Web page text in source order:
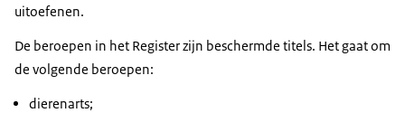
uitoefenen.
De beroepen in het Register zijn beschermde titels. Het gaat om
de volgende beroepen:
dierenarts;